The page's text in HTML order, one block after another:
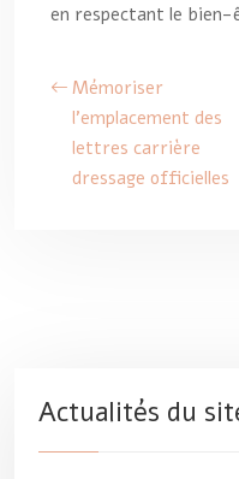
en respectant le bien-
Mémoriser
l’emplacement des
lettres carrière
dressage officielles
Actualités du